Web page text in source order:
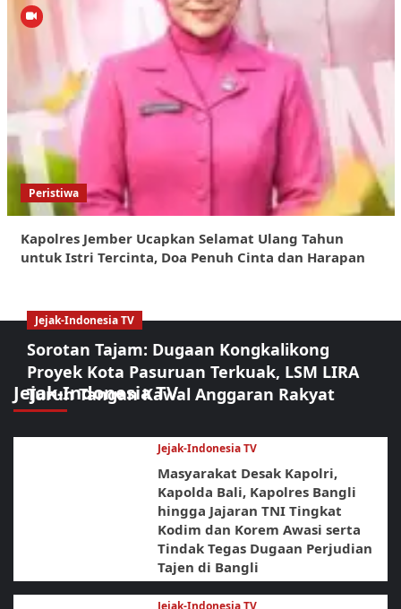
Peristiwa
Kapolres Jember Ucapkan Selamat Ulang Tahun
untuk Istri Tercinta, Doa Penuh Cinta dan Harapan
Jejak-Indonesia TV
Jejak-Indonesia TV
Sorotan Tajam: Dugaan Kongkalikong
Proyek Kota Pasuruan Terkuak, LSM LIRA
Turun Tangan Kawal Anggaran Rakyat
Jejak-Indonesia TV
Masyarakat Desak Kapolri,
Kapolda Bali, Kapolres Bangli
hingga Jajaran TNI Tingkat
Kodim dan Korem Awasi serta
Tindak Tegas Dugaan Perjudian
Tajen di Bangli
Jejak-Indonesia TV